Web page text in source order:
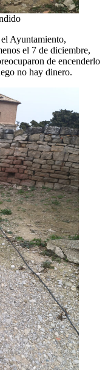
Ayuntamiento,
el 7 de diciembre,
de encenderlo
no hay dinero.